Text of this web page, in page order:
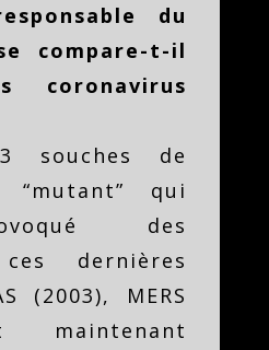
du
compare-t-il
coronavirus
souches de
“mutant” qui
des
dernières
(2003), MERS
maintenant